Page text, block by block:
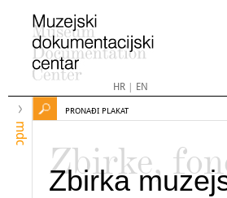
HR| EN
mdc
PRONAĐI PLAKAT
Zbirke,
Zbirka